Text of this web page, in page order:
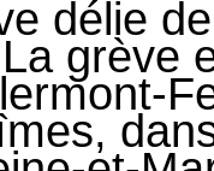
délie
grève